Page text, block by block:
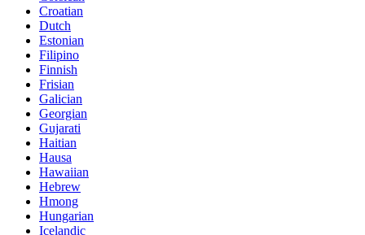
Croatian
Dutch
Estonian
Filipino
Finnish
Frisian
Galician
Georgian
Gujarati
Haitian
Hausa
Hawaiian
Hebrew
Hmong
Hungarian
Icelandic